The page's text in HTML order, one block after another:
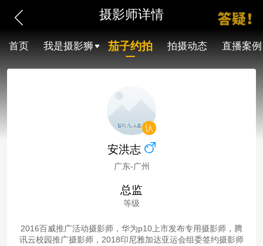
摄影师详情
首页 我是摄影狮 茄子约拍 拍摄动态 直播案例
安洪志
广东-广州
总监
等级
2016百威推广活动摄影师，华为p10上市发布专用摄影师，腾
讯云校园推广摄影师，2018印尼雅加达亚运会组委签约摄影师